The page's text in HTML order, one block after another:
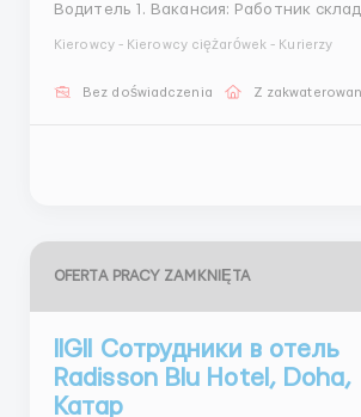
Водитель 1. Вакансия: Работник склада Amazon в
мировая компания в сфере
известная своими инновациями и
Kierowcy - Kierowcy ciężarówek - Kurierzy
Bez doświadczenia Z
OFERTA PRACY ZAMKNIĘTA
llGll Сотрудники в отель
Radisson Blu Hotel, Doha,
Катар